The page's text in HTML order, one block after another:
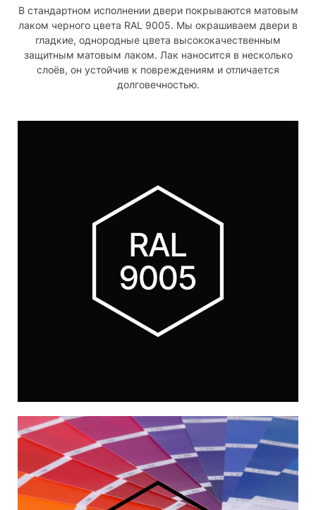
В стандартном исполнении двери покрываются матовым
лаком черного цвета RAL 9005. Мы окрашиваем двери в
гладкие, однородные цвета высококачественным
защитным матовым лаком. Лак наносится в несколько
слоёв, он устойчив к повреждениям и отличается
долговечностью.